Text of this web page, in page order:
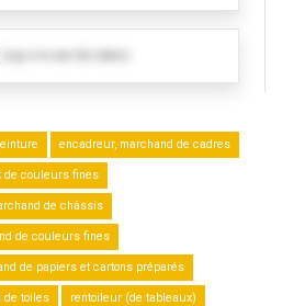
encadreur, marchand de cadres
de couleurs fines
de châssis
de couleurs fines
de papiers et cartons préparés
de toiles rentoileur (de tableaux)